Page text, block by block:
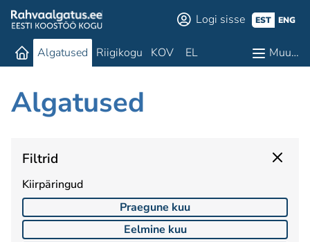
Logi sisse EST ENG
Algatused Riigikogu KOV EL Muu…
Algatused
Filtrid
Kiirpäringud
Praegune kuu
Eelmine kuu